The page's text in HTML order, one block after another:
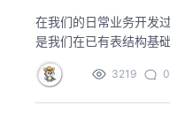
在我们的日常业务开发
是我们在已有表结构基
都需要持有对应
3219 0